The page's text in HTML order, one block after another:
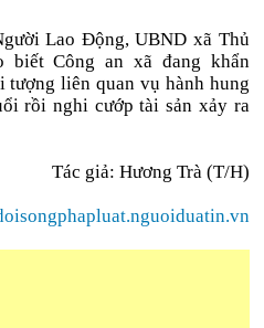
Lao Động, UBND xã Thủ
biết Công an xã đang khẩn
liên quan vụ hành hung
rồi nghi cướp tài sản xảy ra
Tác giả: Hương Trà (T/H)